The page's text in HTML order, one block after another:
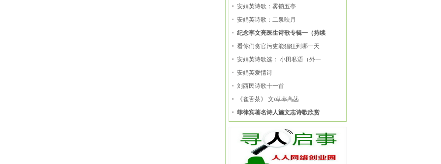
安娟英诗歌：雾锁五亭
安娟英诗歌：二泉映月
纪念李文亮医生诗歌专辑一（持续
看你们贪官污吏能猖狂到哪一天
安娟英诗歌选： 小田私语（外一
安娟英爱情诗
刘西民诗歌十一首
《雀舌茶》 文/草率高菡
菲律宾著名诗人施文志诗歌欣赏